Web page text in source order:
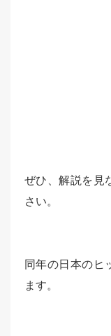
ぜひ、解説を見
さい。
同年の日本のヒ
ます。